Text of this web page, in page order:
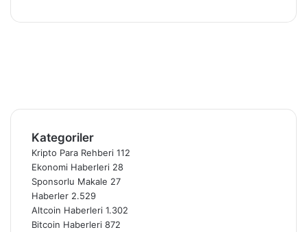
Kategoriler
Kripto Para Rehberi 112
Ekonomi Haberleri 28
Sponsorlu Makale 27
Haberler 2.529
Altcoin Haberleri 1.302
Bitcoin Haberleri 872